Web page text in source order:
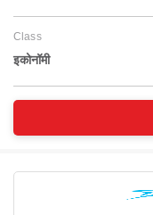
Class
इकोनॉमी